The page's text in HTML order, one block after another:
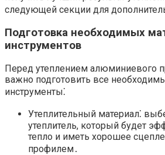
следующей секции для
Подготовка необходимых
инструментов
Перед утеплением алюминиевого
важно подготовить все
инструменты⁚
Утеплительный материал⁚
утеплитель, который будет
тепло и иметь хорошее
профилем․